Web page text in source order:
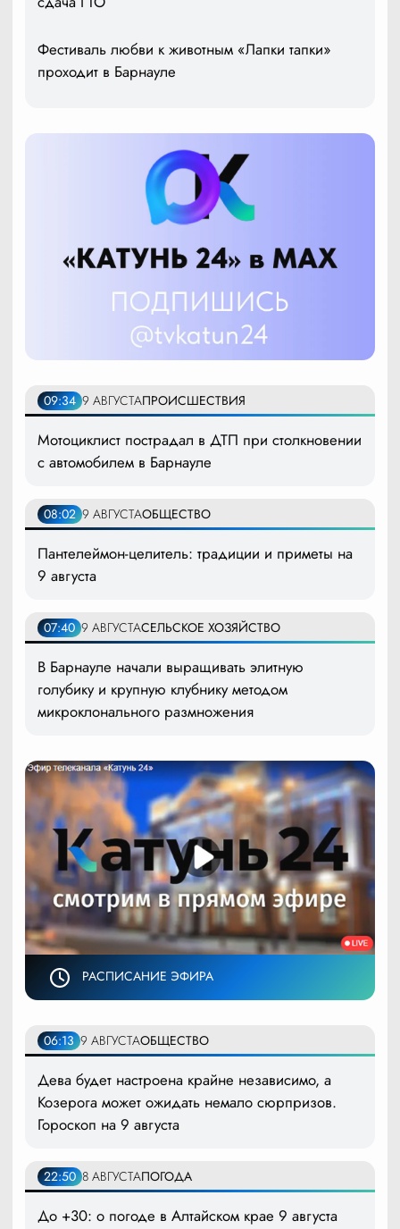
Фестиваль любви к животным «Лапки тапки»
проходит в Барнауле
09:34 9 АВГУСТАПРОИСШЕСТВИЯ
Мотоциклист пострадал в ДТП при столкновении
с автомобилем в Барнауле
08:02 9 АВГУСТАОБЩЕСТВО
Пантелеймон-целитель: традиции и приметы на
9 августа
07:40 9 АВГУСТАСЕЛЬСКОЕ ХОЗЯЙСТВО
В Барнауле начали выращивать элитную
голубику и крупную клубнику методом
микроклонального размножения
РАСПИСАНИЕ ЭФИРА
06:13 9 АВГУСТАОБЩЕСТВО
Дева будет настроена крайне независимо, а
Козерога может ожидать немало сюрпризов.
Гороскоп на 9 августа
22:50 8 АВГУСТАПОГОДА
До +30: о погоде в Алтайском крае 9 августа